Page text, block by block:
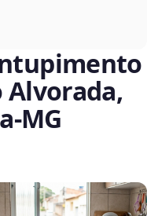
Alvorada,